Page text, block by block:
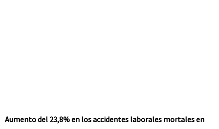
Aumento del 23,8% en los accidentes laborales mortales en